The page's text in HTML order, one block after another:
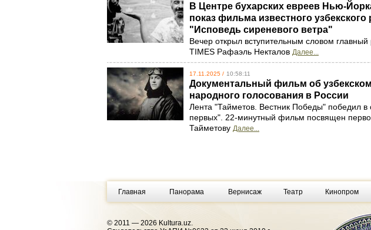
В Центре бухарских евреев Нью-
показ фильма известного
"Исповедь сиреневого ветра"
Вечер открыл вступительным словом главный
TIMES Рафаэль Некталов Далее...
17.11.2025 / 10:58:11
Документальный фильм об
народного голосования в России
Лента "Тайметов. Вестник Победы" победил
первых". 22-минутный фильм посвящен
Тайметову Далее...
Главная Панорама Вернисаж Театр Кинопром
© 2011 — 2026 Kultura.uz.